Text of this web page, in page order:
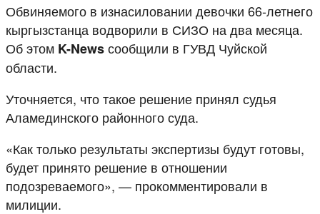
Обвиняемого в изнасиловании девочки 66-летнего
кыргызстанца водворили в СИЗО на два месяца.
Об этом K-Newsсообщили в ГУВД Чуйской
области.
Уточняется, что такое решение принял судья
Аламединского районного суда.
«Как только результаты экспертизы будут готовы,
будет принято решение в отношении
подозреваемого», — прокомментировали в
милиции.